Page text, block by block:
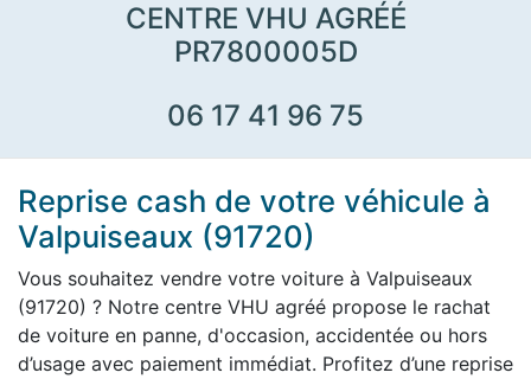
CENTRE VHU AGRÉÉ
PR7800005D
06 17 41 96 75
Reprise cash de votre véhicule à
Valpuiseaux (91720)
Vous souhaitez vendre votre voiture à Valpuiseaux
(91720) ? Notre centre VHU agréé propose le rachat
de voiture en panne, d'occasion, accidentée ou hors
d’usage avec paiement immédiat. Profitez d’une reprise